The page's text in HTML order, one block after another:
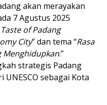
akan merayakan
7 Agustus 2025
Taste of Padang
City” dan tema “Rasa
Menghidupkan.”
strategis Padang
sebagai Kota